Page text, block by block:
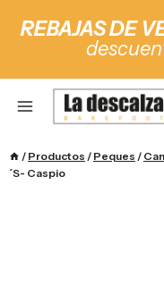
REBAJAS DE
/ Productos / Peques /
´S- Caspio